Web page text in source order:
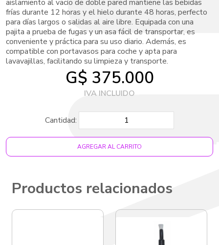
aislamiento al vacío de doble pared mantiene las bebidas
frías durante 12 horas y el hielo durante 48 horas, perfecto
para días largos o salidas al aire libre. Equipada con una
pajita a prueba de fugas y un asa fácil de transportar, es
conveniente y práctica para su uso diario. Además, es
compatible con portavasos para coche y apta para
lavavajillas, facilitando su limpieza y transporte.
G$ 375.000
Cantidad:
AGREGAR AL CARRITO
Productos relacionados